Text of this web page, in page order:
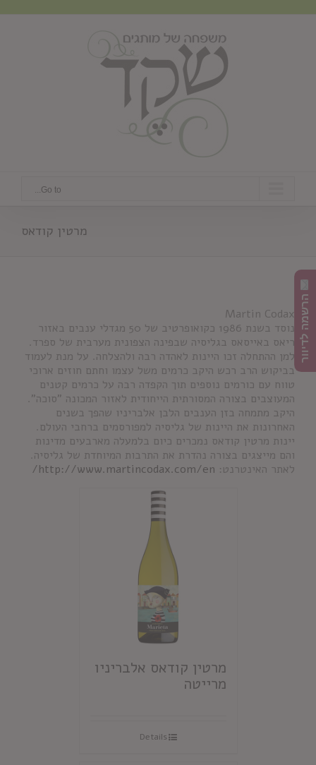
Go to...
מרטין קודאס
Martin Codax
נוסד בשנת 1986 כקואופרטיב של 50 מגדלי ענבים באזור
ריאס באייסאס בגליסיה שבפינה הצפונית מערבית של ספרד.
למן ההתחלה זכו היינות לאהדה רבה ולהצלחה. על מנת לעמוד
בביקוש הרב רכש היקב כרמים משל עצמו וחתם חוזים ארוכי
טווח עם כורמים נוספים תוך הקפדה רבה על כרמים קטנים
המעוצבים בצורה המסורתית הייחודית לאזור המכונה "סוכה".
היקב מתמחה בזן הענבים הלבן אלבריניו שהפך בשנים
האחרונות את היינות של גליסיה למפורסמים ברחבי העולם.
יינות מרטין קודאס נמכרים כיום בלמעלה מארבעים מדינות
והם מייצגים בצורה נהדרת את התרבות המיוחדת של גליסיה.
לאתר האינטרנט: http://www.martincodax.com/en/
מרטין קודאס אלבריניו
מרייטה
Details
הרשמה לדיוור